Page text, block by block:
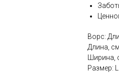
Ворс:
Длина,
Ширина,
Размер: L